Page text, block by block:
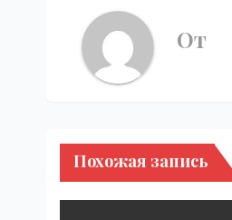
От
Похожая запись